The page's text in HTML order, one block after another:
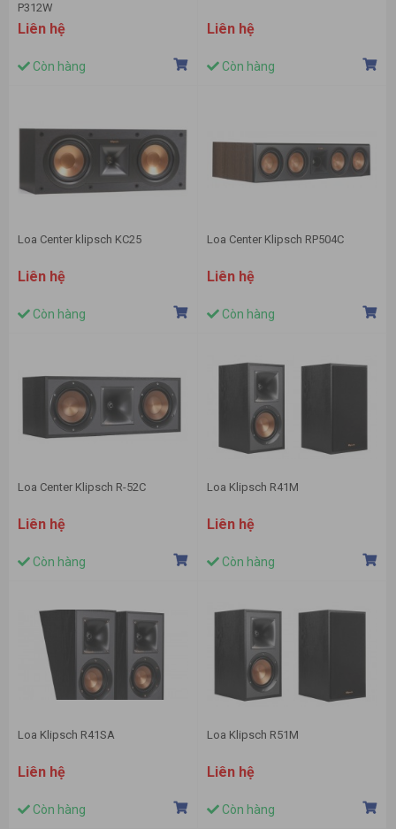
P312W
Liên hệ
Còn hàng
Liên hệ
Còn hàng
Loa Center klipsch KC25
Liên hệ
Còn hàng
Loa Center Klipsch RP504C
Liên hệ
Còn hàng
Loa Center Klipsch R-52C
Liên hệ
Còn hàng
Loa Klipsch R41M
Liên hệ
Còn hàng
Loa Klipsch R41SA
Liên hệ
Còn hàng
Loa Klipsch R51M
Liên hệ
Còn hàng